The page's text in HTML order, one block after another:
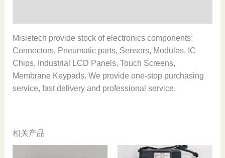
数
量
Misietech provide stock of electronics components:
Connectors, Pneumatic parts, Sensors, Modules, IC
Chips, Industrial LCD Panels, Touch Screens,
Membrane Keypads. We provide one-stop purchasing
service, fast delivery and professional service.
相关产品